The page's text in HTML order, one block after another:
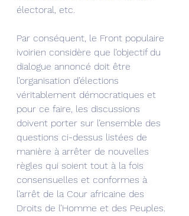
électoral, etc.
Par conséquent, le Front populaire
ivoirien considère que l’objectif du
dialogue annoncé doit être
l’organisation d’élections
véritablement démocratiques et
pour ce faire, les discussions
doivent porter sur l’ensemble des
questions ci-dessus listées de
manière à arrêter de nouvelles
règles qui soient tout à la fois
consensuelles et conformes à
l’arrêt de la Cour africaine des
Droits de l’Homme et des Peuples.